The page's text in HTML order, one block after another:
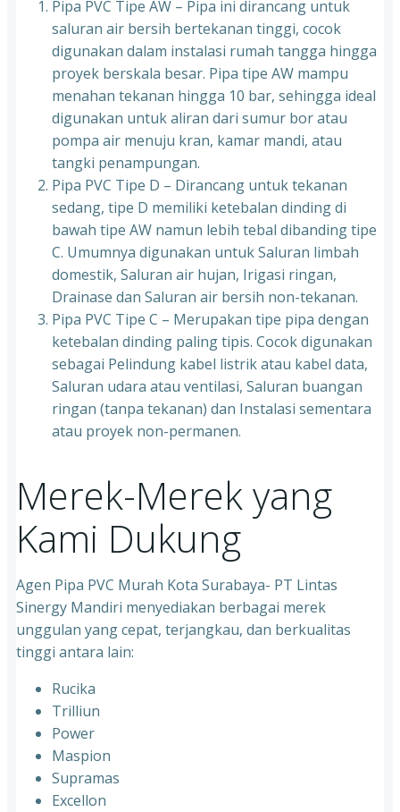
Pipa PVC Tipe AW – Pipa ini dirancang untuk
saluran air bersih bertekanan tinggi, cocok
digunakan dalam instalasi rumah tangga hingga
proyek berskala besar. Pipa tipe AW mampu
menahan tekanan hingga 10 bar, sehingga ideal
digunakan untuk aliran dari sumur bor atau
pompa air menuju kran, kamar mandi, atau
tangki penampungan.
Pipa PVC Tipe D – Dirancang untuk tekanan
sedang, tipe D memiliki ketebalan dinding di
bawah tipe AW namun lebih tebal dibanding tipe
C. Umumnya digunakan untuk Saluran limbah
domestik, Saluran air hujan, Irigasi ringan,
Drainase dan Saluran air bersih non-tekanan.
Pipa PVC Tipe C – Merupakan tipe pipa dengan
ketebalan dinding paling tipis. Cocok digunakan
sebagai Pelindung kabel listrik atau kabel data,
Saluran udara atau ventilasi, Saluran buangan
ringan (tanpa tekanan) dan Instalasi sementara
atau proyek non-permanen.
Merek-Merek yang
Kami Dukung
Agen Pipa PVC Murah Kota Surabaya- PT Lintas
Sinergy Mandiri menyediakan berbagai merek
unggulan yang cepat, terjangkau, dan berkualitas
tinggi antara lain:
Rucika
Trilliun
Power
Maspion
Supramas
Excellon